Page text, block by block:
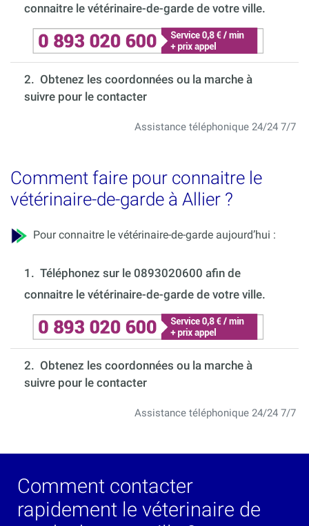
connaitre le vétérinaire-de-garde de votre ville.
2. Obtenez les coordonnées ou la marche à
suivre pour le contacter
Assistance téléphonique 24/24 7/7
Comment faire pour connaitre le
vétérinaire-de-garde à Allier ?
Pour connaitre le vétérinaire-de-garde aujourd’hui :
1. Téléphonez sur le 0893020600 afin de
connaitre le vétérinaire-de-garde de votre ville.
2. Obtenez les coordonnées ou la marche à
suivre pour le contacter
Assistance téléphonique 24/24 7/7
Comment contacter
rapidement le véterinaire de